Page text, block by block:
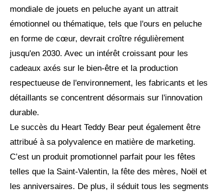
mondiale de jouets en peluche ayant un attrait
émotionnel ou thématique, tels que l'ours en peluche
en forme de cœur, devrait croître régulièrement
jusqu'en 2030. Avec un intérêt croissant pour les
cadeaux axés sur le bien-être et la production
respectueuse de l'environnement, les fabricants et les
détaillants se concentrent désormais sur l'innovation
durable.
Le succès du Heart Teddy Bear peut également être
attribué à sa polyvalence en matière de marketing.
C’est un produit promotionnel parfait pour les fêtes
telles que la Saint-Valentin, la fête des mères, Noël et
les anniversaires. De plus, il séduit tous les segments